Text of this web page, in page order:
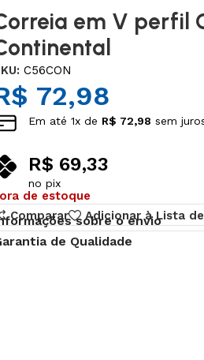
em V perfil
C56CON
72,98
Em até1x de R$ 72,98 sem
R$ 69,33
no pix
de estoque
Comparar
Adicionar à Lista
sobre o envio
de Qualidade